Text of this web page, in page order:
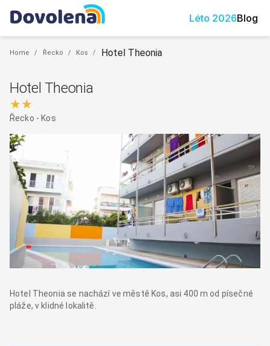
Léto 2026Blog
Home / Řecko / Kos / Hotel Theonia
Hotel Theonia
★★
Řecko - Kos
Hotel Theonia se nachází ve městě Kos, asi 400 m od písečné
pláže, v klidné lokalitě.